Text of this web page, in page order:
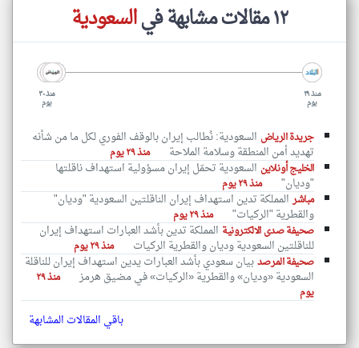
١٢ مقالات مشابهة في السعودية
منذ ٣٠
يوم
منذ ٢٩
يوم
جريدة الرياض السعودية: نُطالب إيران بالوقف الفوري لكل ما من شأنه
تهديد أمن المنطقة وسلامة الملاحة
منذ ٢٩ يوم
الخليج أونلاين السعودية تحمّل إيران مسؤولية استهداف ناقلتها
"وديان"
منذ ٢٩ يوم
مباشر المملكة تدين استهداف إيران الناقلتين السعودية "وديان"
والقطرية "الركيات"
منذ ٢٩ يوم
صحيفة صدى الالكترونية المملكة تدين بأشد العبارات استهداف إيران
للناقلتين السعودية وديان والقطرية الركيات
منذ ٢٩ يوم
صحيفة المرصدبيان سعودي بأشد العبارات يدين استهداف إيران للناقلة
السعودية «وديان» والقطرية «الركيات» في مضيق هرمز
منذ ٢٩
يوم
باقي المقالات المشابهة